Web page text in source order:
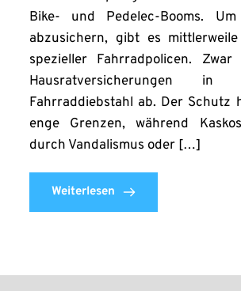
Bike- und Pedelec-Booms.
abzusichern, gibt es
spezieller Fahrradpolicen.
Hausratversicherungen
Fahrraddiebstahl ab. Der Schutz
enge Grenzen, während
durch Vandalismus oder […]
Weiterlesen